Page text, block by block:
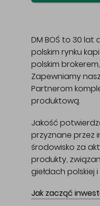
DM BOŚ to 30
polskim rynku
polskim
Zapewniamy
Partnerom
produktową.
Jakość
przyznane przez
środowisko za
produkty,
giełdach polskiej
Jak zacząć